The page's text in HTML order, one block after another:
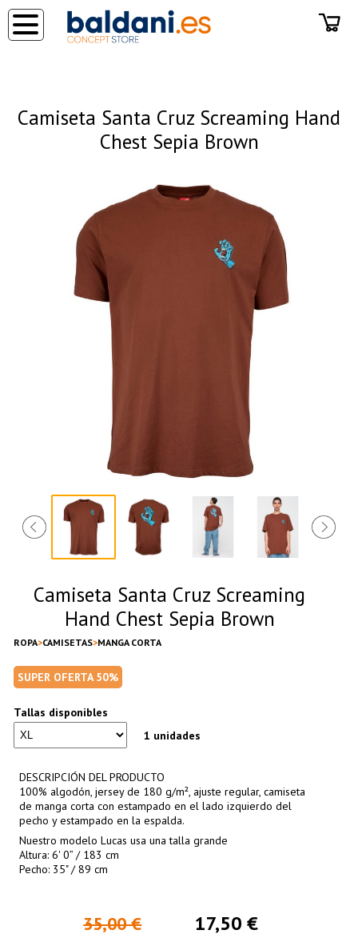
Camiseta Santa Cruz Screaming Hand
Chest Sepia Brown
Camiseta Santa Cruz Screaming
Hand Chest Sepia Brown
ROPA CAMISETAS MANGA CORTA
SUPER OFERTA 50%
Tallas disponibles
1 unidades
DESCRIPCIÓN DEL PRODUCTO
100% algodón, jersey de 180 g/m², ajuste regular, camiseta
de manga corta con estampado en el lado izquierdo del
pecho y estampado en la espalda.
Nuestro modelo Lucas usa una talla grande
Altura: 6' 0” / 183 cm
Pecho: 35" / 89 cm
35,00 € 17,50 €